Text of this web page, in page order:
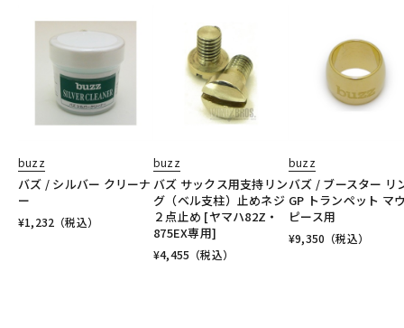
buzz
バズ / シルバー クリーナ
ー
¥1,232 （税込）
buzz
バズ サックス用支持リン
グ（ベル支柱）止めネジ
２点止め [ヤマハ82Z・
875EX専用]
¥4,455 （税込）
buzz
バズ / ブースター リ
GP トランペット マ
ピース用
¥9,350 （税込）